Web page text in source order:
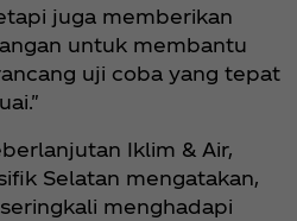
juga memberikan
untuk membantu
uji coba yang tepat
Iklim & Air,
Selatan mengatakan,
menghadapi